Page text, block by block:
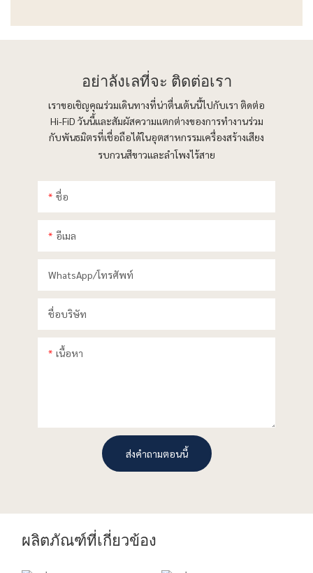
อย่าลังเลที่จะ ติดต่อเรา
เราขอเชิญคุณร่วมเดินทางที่น่าตื่นเต้นนี้ไปกับเรา ติดต่อ
Hi-FiD วันนี้และสัมผัสความแตกต่างของการทำงานร่วม
กับพันธมิตรที่เชื่อถือได้ในอุตสาหกรรมเครื่องสร้างเสียง
รบกวนสีขาวและลำโพงไร้สาย
ชื่อ
อีเมล
WhatsApp/โทรศัพท์
ชื่อบริษัท
เนื้อหา
ส่งคำถามตอนนี้
ผลิตภัณฑ์ที่เกี่ยวข้อง